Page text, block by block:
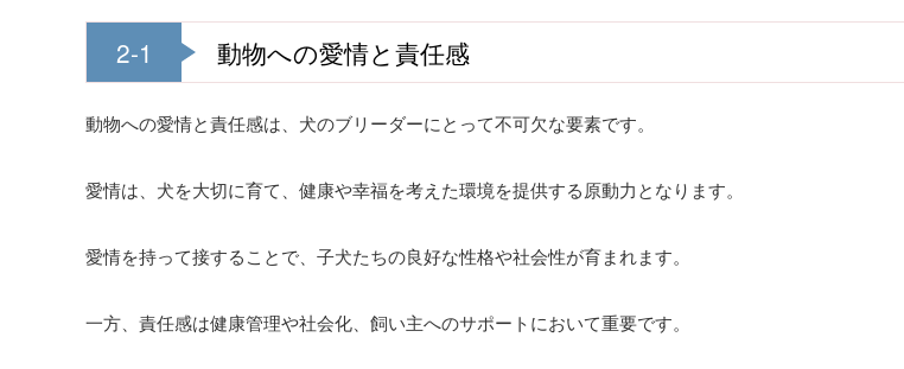
2-1 動物への愛情と責任感
動物への愛情と責任感は、犬のブリーダーにとって不可欠な要素です。
愛情は、犬を大切に育て、健康や幸福を考えた環境を提供する原動力となります。
愛情を持って接することで、子犬たちの良好な性格や社会性が育まれます。
一方、責任感は健康管理や社会化、飼い主へのサポートにおいて重要です。